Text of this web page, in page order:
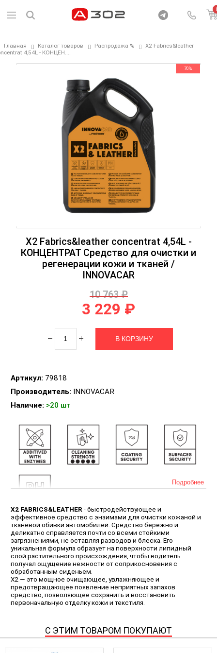
Главная Каталог товаров Распродажа %
X2 Fabrics&leather
4,54L - КОНЦЕН....
70%
X2 Fabrics&leather concentrat 4,54L -
КОНЦЕНТРАТ Средство для очистки и
регенерации кожи и тканей /
INNOVACAR
10 763 ₽
3 229 ₽
Артикул: 79818
Производитель: INNOVACAR
Наличие: >20 шт
СПОСОБ ПРИМЕНЕНИЯ
Сильные загрязнения:Развести 500 мл состава в 1 л воды
(1:2) Предварительно удалить пыль и грязь. Нанести
равномерно средство непосредственно на поверхность,
для стойких загрязнений производить очистку при помощи
кисти или щетки с мягкой щетиной до образования пены.
Протереть влажной салфеткой из микрофибры для удаления
остатков средства.
Регулярная очистка:Развести 200 мл состава в 1 л воды
затем сухой до полного удаления средства с поверхности.
Быстрый уход:Для получения быстрого APC развести 50 мл
поверхность шелковистой.
Подробнее
X2 FABRICS&LEATHER- быстродействующее и
эффективное средство с энзимами для очистки кожаной и
тканевой обивки автомобилей. Средство бережно и
деликатно справляется почти со всеми стойкими
загрязнениями, не оставляя разводов и блеска. Его
уникальная формула образует на поверхности липидный
слой растительного происхождения, чтобы водитель
получал ощущение нежности от соприкосновения с
обработанным сиденьем.
X2 — это мощное очищающее, увлажняющее и
предотвращающее появление неприятных запахов
средство, позволяющее сохранить и восстановить
первоначальную отделку кожи и текстиля.
С ЭТИМ ТОВАРОМ ПОКУПАЮТ